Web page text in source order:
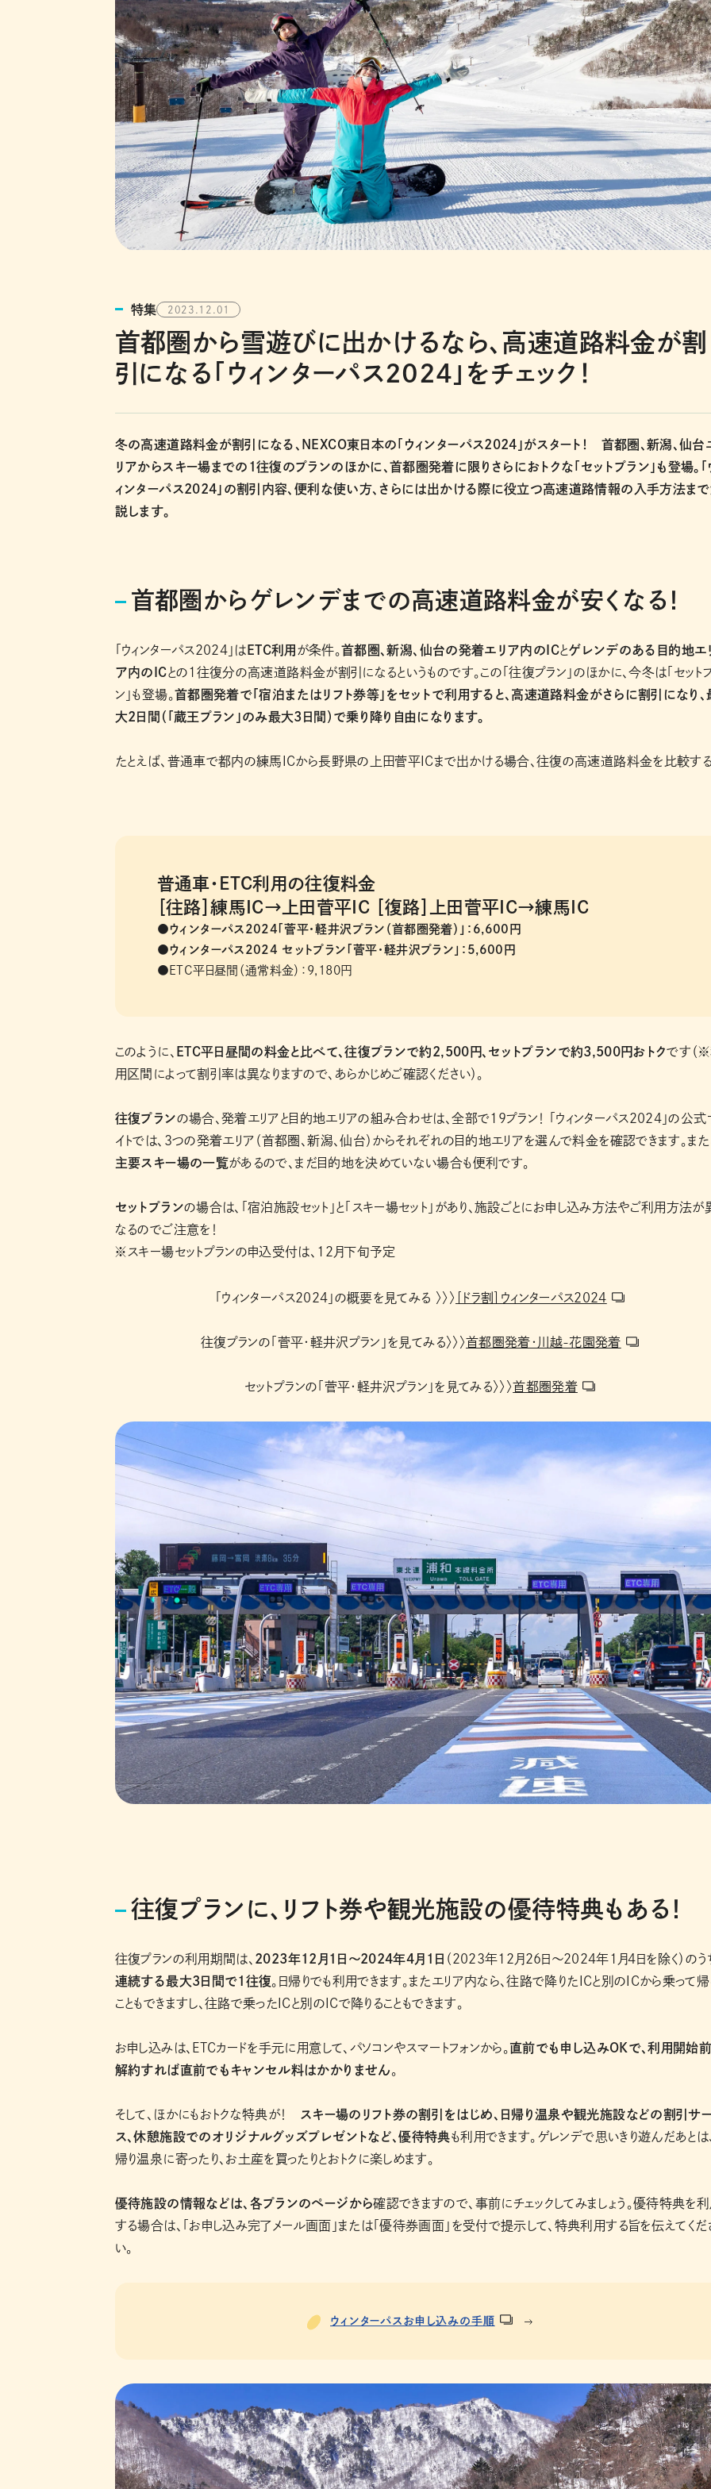
特集 2023.12.01
首都圏から雪遊びに出かけるなら、高速道路料金が割
引になる「ウィンターパス2024」をチェック！
冬の高速道路料金が割引になる、NEXCO東日本の「ウィンターパス2024」がスタート！ 首都圏、新潟、仙台
リアからスキー場までの1往復のプランのほかに、首都圏発着に限りさらにおトクな「セットプラン」も登場。「
ィンターパス2024」の割引内容、便利な使い方、さらには出かける際に役立つ高速道路情報の入手方法ま
説します。
首都圏からゲレンデまでの高速道路料金が安くなる！
「ウィンターパス2024」は ETC利用 が条件。首都圏、新潟、仙台の発着エリア内のICとゲレンデのある目的地エ
ア内のICとの1往復分の高速道路料金が割引になるというものです。この「往復プラン」のほかに、今冬は「セット
ン」も登場。首都圏発着で「宿泊またはリフト券等」をセットで利用すると、高速道路料金がさらに割引になり、
大2日間（「蔵王プラン」のみ最大3日間）で乗り降り自由になります。
たとえば、普通車で都内の練馬ICから長野県の上田菅平ICまで出かける場合、往復の高速道路料金を比較す
普通車・ETC利用の往復料金
［往路］練馬IC→上田菅平IC ［復路］上田菅平IC→練馬IC
●ウィンターパス2024「菅平・軽井沢プラン（⾸都圏発着）」：6,600円
●ウィンターパス2024 セットプラン「菅平・軽井沢プラン」：5,600円
●ETC平⽇昼間（通常料⾦）：9,180円
このように、 ETC平日昼間の料金と比べて、往復プランで約2,500円、セットプランで約3,500円おトクです（
用区間によって割引率は異なりますので、あらかじめご確認ください）。
往復プランの場合、発着エリアと目的地エリアの組み合わせは、全部で19プラン！ 「ウィンターパス2024」の公式
イトでは、3つの発着エリア（首都圏、新潟、仙台）からそれぞれの目的地エリアを選んで料金を確認できます。また
主要スキー場の一覧があるので、まだ目的地を決めていない場合も便利です。
セットプランの場合は、「宿泊施設セット」と「スキー場セット」があり、施設ごとにお申し込み方法やご利用方法が
なるのでご注意を！
※スキー場セットプランの申込受付は、12月下旬予定
「ウィンターパス2024」の概要を見てみる 〉〉〉 ［ドラ割］ウィンターパス2024
往復プランの「菅平・軽井沢プラン」を見てみる〉〉〉首都圏発着・川越-花園発着
セットプランの「菅平・軽井沢プラン」を見てみる〉〉〉首都圏発着
往復プランに、リフト券や観光施設の優待特典もある！
往復プランの利用期間は、 2023年12月1日〜2024年4月1日 （2023年12月26日〜2024年1月4日を除く）のう
連続する最大3日間で1往復。日帰りでも利用できます。またエリア内なら、往路で降りたICと別のICから乗って帰
こともできますし、往路で乗ったICと別のICで降りることもできます。
お申し込みは、ETCカードを手元に用意して、パソコンやスマートフォンから。 直前でも申し込みOKで、利用開始
解約すれば直前でもキャンセル料はかかりません。
そして、ほかにもおトクな特典が！
スキー場のリフト券の割引をはじめ、日帰り温泉や観光施設などの割引サ
ス、休憩施設でのオリジナルグッズプレゼントなど、優待特典も利用できます。ゲレンデで思いきり遊んだあとは
帰り温泉に寄ったり、お土産を買ったりとおトクに楽しめます。
優待施設の情報などは、各プランのページから確認できますので、事前にチェックしてみましょう。優待特典を
する場合は、「お申し込み完了メール画面」または「優待券画面」を受付で提示して、特典利用する旨を伝えてくだ
い。
ウィンターパスお申し込みの手順